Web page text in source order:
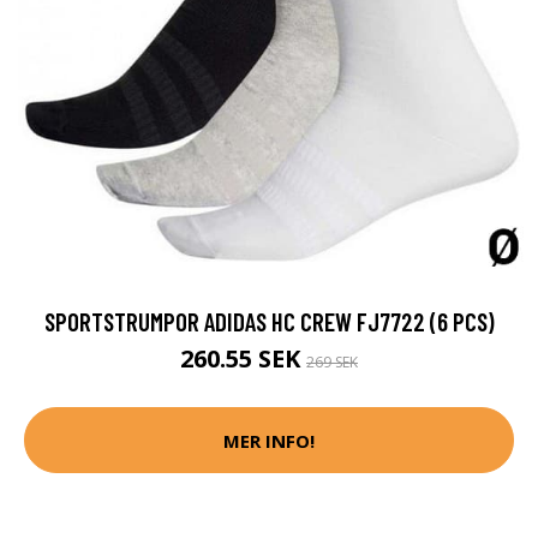
SPORTSTRUMPOR ADIDAS HC CREW FJ7722 (6 PCS)
260.55 SEK 269 SEK
MER INFO!